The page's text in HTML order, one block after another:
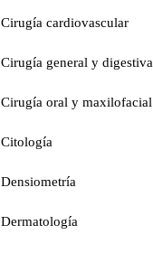
Cirugía cardiovascular
Cirugía general y digestiva
Cirugía oral y maxilofacial
Citología
Densiometría
Dermatología